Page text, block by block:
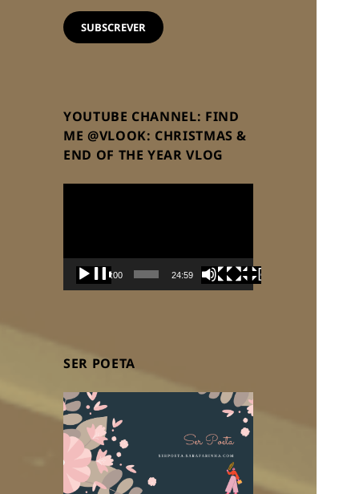
email
SUBSCREVER
YOUTUBE CHANNEL: FIND
ME @VLOOK: CHRISTMAS &
END OF THE YEAR VLOG
00:00 24:59
SER POETA